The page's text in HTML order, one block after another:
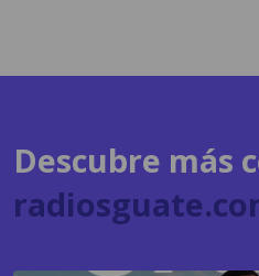
radiosguate.com